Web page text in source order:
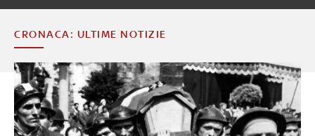
CRONACA: ULTIME NOTIZIE